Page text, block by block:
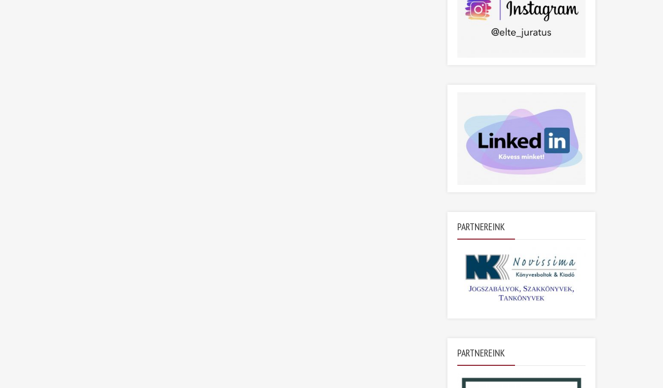
PARTNEREINK
PARTNEREINK